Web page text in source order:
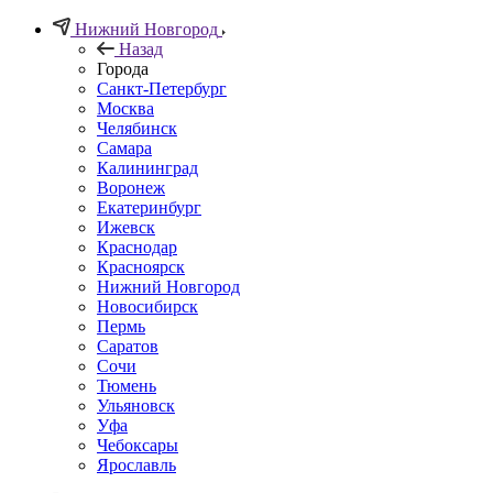
Нижний Новгород
Назад
Города
Санкт-Петербург
Москва
Челябинск
Самара
Калининград
Воронеж
Екатеринбург
Ижевск
Краснодар
Красноярск
Нижний Новгород
Новосибирск
Пермь
Саратов
Сочи
Тюмень
Ульяновск
Уфа
Чебоксары
Ярославль